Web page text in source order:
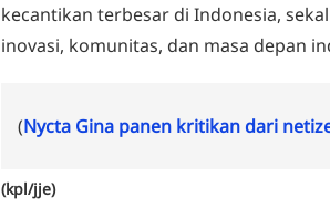
kecantikan terbesar di Indonesia,
inovasi, komunitas, dan masa depan
(Nycta Gina panen kritikan dari
(kpl/jje)